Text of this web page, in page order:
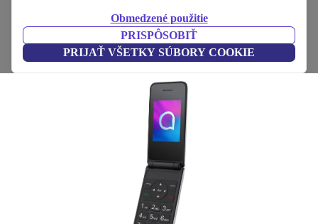
Obmedzené použitie
PRISPÔSOBIŤ
PRIJAŤ VŠETKY SÚBORY COOKIE
čierna
(2 recenzie)